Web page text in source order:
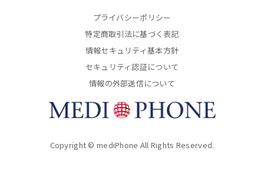
プライバシーポリシー
特定商取引法に基づく表記
情報セキュリティ基本方針
セキュリティ認証について
情報の外部送信について
Copyright © mediPhone All Rights Reserved.